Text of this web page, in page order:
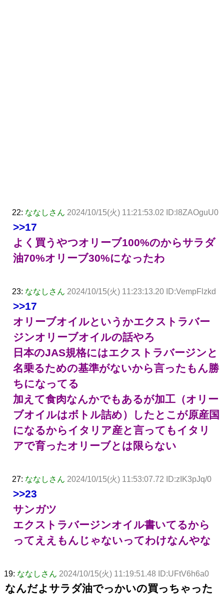
22: ななしさん 2024/10/15(火) 11:21:53.02 ID:l8ZAOguU0
>>17
よく買うやつオリーブ100%のからサラダ
油70%オリーブ30%になったわ
23: ななしさん 2024/10/15(火) 11:23:13.20 ID:VempFlzkd
>>17
オリーブオイルというかエクストラバー
ジンオリーブオイルの話やろ
日本のJAS規格にはエクストラバージンと
名乗るための基準がないから言ったもん勝
ちになってる
加えて食肉なんかでもあるが加工（オリー
ブオイルはボトル詰め）したとこが原産国
になるからイタリア産と言ってもイタリ
アで育ったオリーブとは限らない
27: ななしさん 2024/10/15(火) 11:53:07.72 ID:zIK3pJq/0
>>23
サンガツ
エクストラバージンオイル書いてるから
ってええもんじゃないってわけなんやな
19: ななしさん 2024/10/15(火) 11:19:51.48 ID:UFtV6h6a0
なんだよサラダ油でっかいの買っちゃった